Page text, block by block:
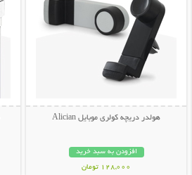
هولدر دریچه کولری موبایل Alician
افزودن به سبد خرید
128,000 تومان